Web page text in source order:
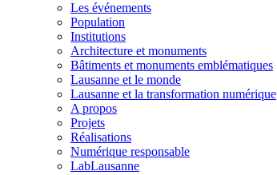
Les événements
Population
Institutions
Architecture et monuments
Bâtiments et monuments emblématiques
Lausanne et le monde
Lausanne et la transformation numérique
A propos
Projets
Réalisations
Numérique responsable
LabLausanne